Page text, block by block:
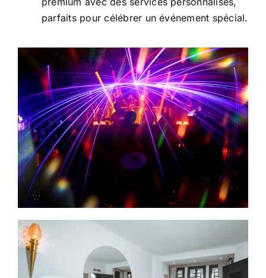
parfaits pour célébrer un événement spécial.